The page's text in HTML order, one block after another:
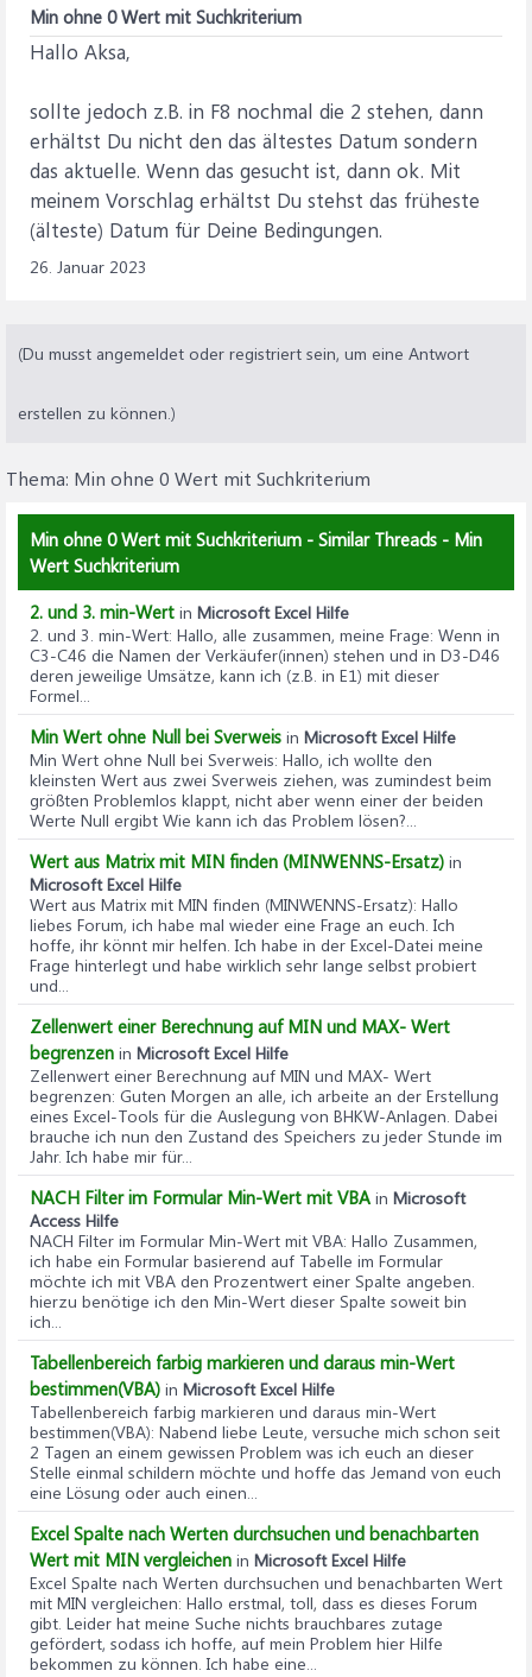
Min ohne 0 Wert mit Suchkriterium
Hallo Aksa,
sollte jedoch z.B. in F8 nochmal die 2 stehen, dann
erhältst Du nicht den das ältestes Datum sondern
das aktuelle. Wenn das gesucht ist, dann ok. Mit
meinem Vorschlag erhältst Du stehst das früheste
(älteste) Datum für Deine Bedingungen.
26. Januar 2023
(Du musst angemeldet oder registriert sein, um eine Antwort
erstellen zu können.)
Thema: Min ohne 0 Wert mit Suchkriterium
Min ohne 0 Wert mit Suchkriterium - Similar Threads - Min
Wert Suchkriterium
2. und 3. min-Wert in Microsoft Excel Hilfe
2. und 3. min-Wert: Hallo, alle zusammen, meine Frage: Wenn in
C3-C46 die Namen der Verkäufer(innen) stehen und in D3-D46
deren jeweilige Umsätze, kann ich (z.B. in E1) mit dieser
Formel...
Min Wert ohne Null bei Sverweis in Microsoft Excel Hilfe
Min Wert ohne Null bei Sverweis: Hallo, ich wollte den
kleinsten Wert aus zwei Sverweis ziehen, was zumindest beim
größten Problemlos klappt, nicht aber wenn einer der beiden
Werte Null ergibt Wie kann ich das Problem lösen?...
Wert aus Matrix mit MIN finden (MINWENNS-Ersatz) in
Microsoft Excel Hilfe
Wert aus Matrix mit MIN finden (MINWENNS-Ersatz): Hallo
liebes Forum, ich habe mal wieder eine Frage an euch. Ich
hoffe, ihr könnt mir helfen. Ich habe in der Excel-Datei meine
Frage hinterlegt und habe wirklich sehr lange selbst probiert
und...
Zellenwert einer Berechnung auf MIN und MAX- Wert
begrenzen in Microsoft Excel Hilfe
Zellenwert einer Berechnung auf MIN und MAX- Wert
begrenzen: Guten Morgen an alle, ich arbeite an der Erstellung
eines Excel-Tools für die Auslegung von BHKW-Anlagen. Dabei
brauche ich nun den Zustand des Speichers zu jeder Stunde im
Jahr. Ich habe mir für...
NACH Filter im Formular Min-Wert mit VBA in Microsoft
Access Hilfe
NACH Filter im Formular Min-Wert mit VBA: Hallo Zusammen,
ich habe ein Formular basierend auf Tabelle im Formular
möchte ich mit VBA den Prozentwert einer Spalte angeben.
hierzu benötige ich den Min-Wert dieser Spalte soweit bin
ich...
Tabellenbereich farbig markieren und daraus min-Wert
bestimmen(VBA) in Microsoft Excel Hilfe
Tabellenbereich farbig markieren und daraus min-Wert
bestimmen(VBA): Nabend liebe Leute, versuche mich schon seit
2 Tagen an einem gewissen Problem was ich euch an dieser
Stelle einmal schildern möchte und hoffe das Jemand von euch
eine Lösung oder auch einen...
Excel Spalte nach Werten durchsuchen und benachbarten
Wert mit MIN vergleichen in Microsoft Excel Hilfe
Excel Spalte nach Werten durchsuchen und benachbarten Wert
mit MIN vergleichen: Hallo erstmal, toll, dass es dieses Forum
gibt. Leider hat meine Suche nichts brauchbares zutage
gefördert, sodass ich hoffe, auf mein Problem hier Hilfe
bekommen zu können. Ich habe eine...